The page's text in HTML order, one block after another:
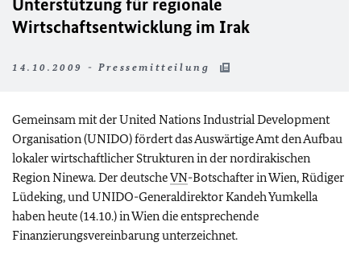
Unterstützung für regionale
Wirtschaftsentwicklung im Irak
14.10.2009 - Pressemitteilung
Gemeinsam mit der United Nations Industrial Development
Organisation (UNIDO) fördert das Auswärtige Amt den Aufbau
lokaler wirtschaftlicher Strukturen in der nordirakischen
Region Ninewa. Der deutscheVN-Botschafter in Wien, Rüdiger
Lüdeking, und UNIDO-Generaldirektor Kandeh Yumkella
haben heute (14.10.) in Wien die entsprechende
Finanzierungsvereinbarung unterzeichnet.